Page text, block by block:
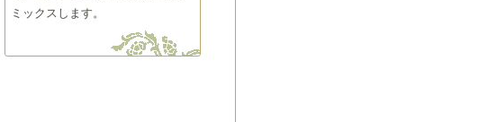
ミックスします。